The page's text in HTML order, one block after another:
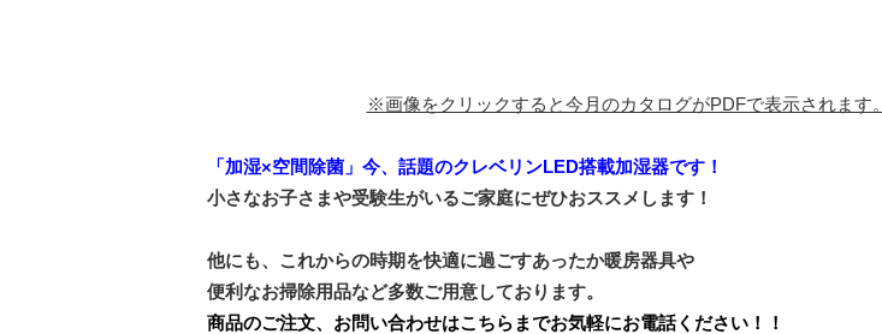
※画像をクリックすると今月のカタログがPDFで表示されます。
「加湿×空間除菌」今、話題のクレベリンLED搭載加湿器です！
小さなお子さまや受験生がいるご家庭にぜひおススメします！
他にも、これからの時期を快適に過ごすあったか暖房器具や
便利なお掃除用品など多数ご用意しております。
商品のご注文、お問い合わせはこちらまでお気軽にお電話ください！！